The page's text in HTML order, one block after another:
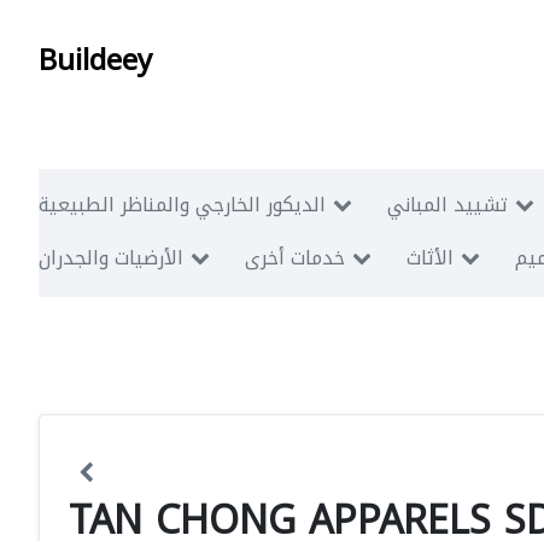
Buildeey
الديكور الخارجي والمناظر الطبيعية تشييد المباني
الأرضيات والجدران
خدمات أخرى الأثاث
TAN CHONG APPARELS